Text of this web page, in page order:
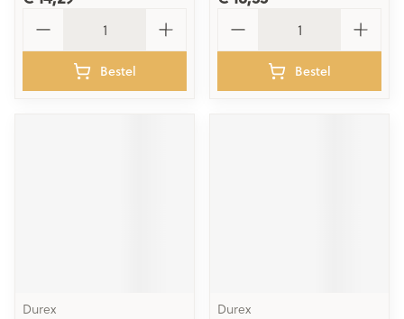
Bestel Bestel
Durex
Durex